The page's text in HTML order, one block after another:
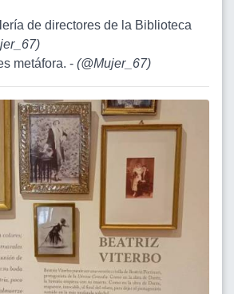
de directores de la Biblioteca
)
metáfora. - (@Mujer_67)